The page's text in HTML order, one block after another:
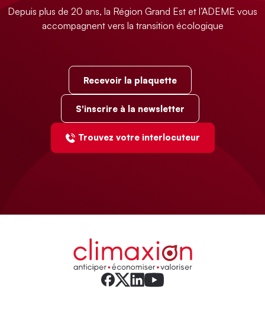
Depuis plus de 20 ans, la Région Grand Est et l’ADEME vous
accompagnent vers la transition écologique
Recevoir la plaquette
S'inscrire à la newsletter
Trouvez votre interlocuteur